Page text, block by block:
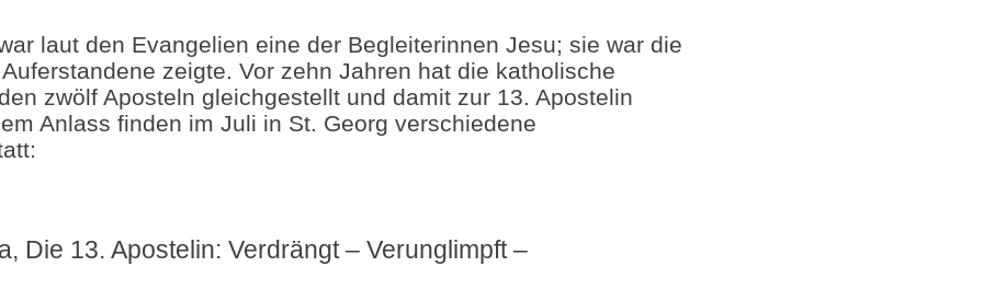
laut den Evangelien eine der Begleiterinnen Jesu; sie war die
zeigte. Vor zehn Jahren hat die katholische
zwölf Aposteln gleichgestellt und damit zur 13. Apostelin
Anlass finden im Juli in St. Georg verschiedene
Die 13. Apostelin: Verdrängt – Verunglimpft –